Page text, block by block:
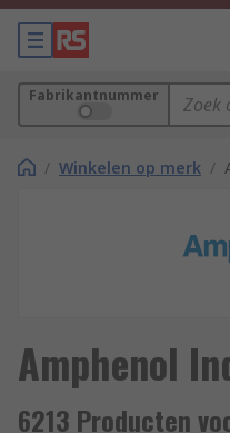
Fabrikantnummer
/ Winkelen op merk /
Amphenol
6213 Producten